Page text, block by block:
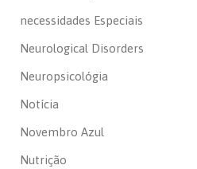
necessidades Especiais
Neurological Disorders
Neuropsicológia
Notícia
Novembro Azul
Nutrição